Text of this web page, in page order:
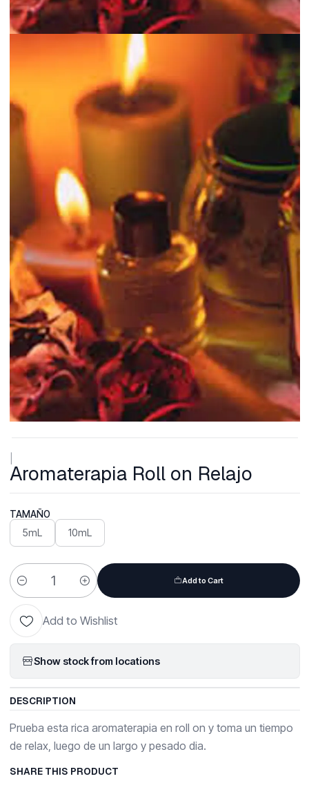
Aromaterapia Roll on Relajo
TAMAÑO
5mL 10mL
Quantity
Add to Cart
Add to Wishlist
Show stock from locations
DESCRIPTION
Prueba esta rica aromaterapia en roll on y toma un tiempo
de relax, luego de un largo y pesado dia.
SHARE THIS PRODUCT